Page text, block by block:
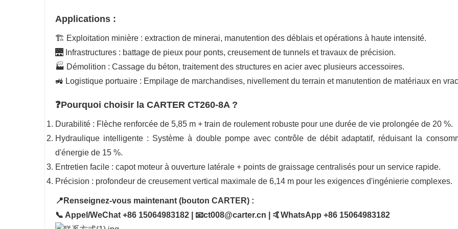
Applications :
🏗️ Exploitation minière : extraction de minerai, manutention des déblais et opérations à haute intensité.
🌉 Infrastructures : battage de pieux pour ponts, creusement de tunnels et travaux de précision.
🏭 Démolition : Cassage du béton, traitement des structures en acier avec plusieurs accessoires.
🚜 Logistique portuaire : Empilage de marchandises, nivellement du terrain et manutention de matériaux en
❓Pourquoi choisir la CARTER CT260-8A ?
Durabilité : Flèche renforcée de 5,85 m + train de roulement robuste pour une durée de vie prolongée de 20 %.
Hydraulique intelligente : Système à double pompe avec contrôle de débit adaptatif, réduisant la
d'énergie de 15 %.
Entretien facile : capot moteur à ouverture latérale + points de graissage centralisés pour un service rapide.
Précision : profondeur de creusement vertical maximale de 6,14 m pour les exigences d'ingénierie complexes.
📍Renseignez-vous maintenant (bouton CARTER) :
📞 Appel/WeChat +86 15064983182 | 📧ct008@carter.cn | 🤙WhatsApp +86 15064983182